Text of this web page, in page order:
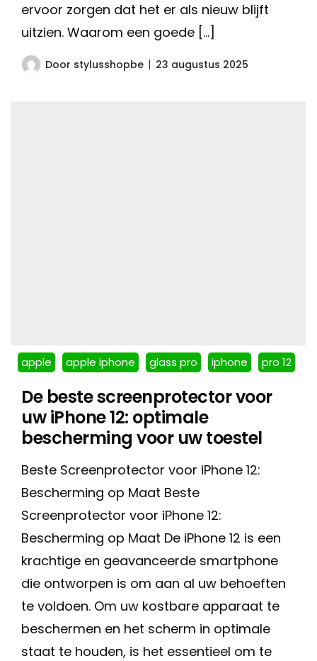
ervoor zorgen dat het er als nieuw blijft
uitzien. Waarom een goede […]
Door stylusshopbe 23 augustus 2025
apple apple iphone glass pro iphone pro 12
De beste screenprotector voor
uw iPhone 12: optimale
bescherming voor uw toestel
Beste Screenprotector voor iPhone 12:
Bescherming op Maat Beste
Screenprotector voor iPhone 12:
Bescherming op Maat De iPhone 12 is een
krachtige en geavanceerde smartphone
die ontworpen is om aan al uw behoeften
te voldoen. Om uw kostbare apparaat te
beschermen en het scherm in optimale
staat te houden, is het essentieel om te